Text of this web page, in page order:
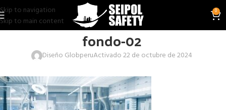
Skip to navigation
Skip to main content
0
fondo-02
Diseño GlobperuActivado 22 de octubre de 2024